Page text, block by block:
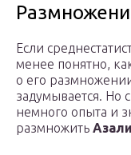
Если
менее понятно,
о его
задумывается. Но
немного опыта и
размножить